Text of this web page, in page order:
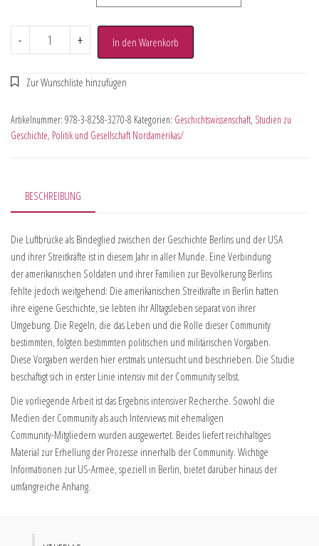
- + In den Warenkorb
Artikelnummer: 978-3-8258-3270-8 Kategorien: Geschichtswissenschaft, Studien zu
Geschichte, Politik und Gesellschaft Nordamerikas/
BESCHREIBUNG
Die Luftbrücke als Bindeglied zwischen der Geschichte Berlins und der USA
und ihrer Streitkräfte ist in diesem Jahr in aller Munde. Eine Verbindung
der amerikanischen Soldaten und ihrer Familien zur Bevölkerung Berlins
fehlte jedoch weitgehend: Die amerikanischen Streitkräfte in Berlin hatten
ihre eigene Geschichte, sie lebten ihr Alltagsleben separat von ihrer
Umgebung. Die Regeln, die das Leben und die Rolle dieser Community
bestimmten, folgten bestimmten politischen und militärischen Vorgaben.
Diese Vorgaben werden hier erstmals untersucht und beschrieben. Die Studie
beschäftigt sich in erster Linie intensiv mit der Community selbst.
Die vorliegende Arbeit ist das Ergebnis intensiver Recherche. Sowohl die
Medien der Community als auch Interviews mit ehemaligen
Community-Mitgliedern wurden ausgewertet. Beides liefert reichhaltiges
Material zur Erhellung der Prozesse innerhalb der Community. Wichtige
Informationen zur US-Armee, speziell in Berlin, bietet darüber hinaus der
umfangreiche Anhang.